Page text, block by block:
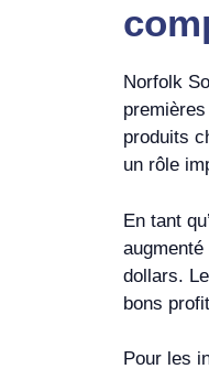
Norfolk
produits
un rôle
En tant
dollars.
bons
Pour les